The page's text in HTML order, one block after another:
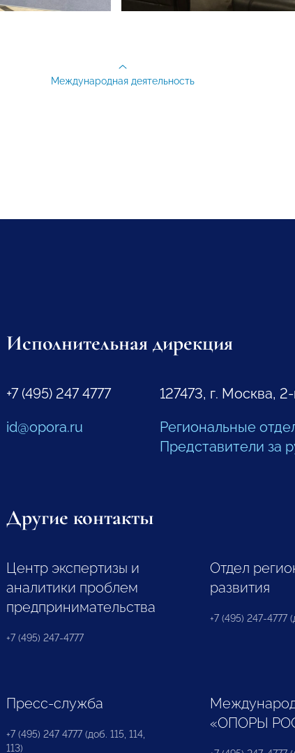
Международная деятельность
Исполнительная дирекция
+7 (495) 247 4777
id@opora.ru
127473, г. Москва,
Региональные
Представители за
Другие контакты
Центр экспертизы и
аналитики проблем
предпринимательства
+7 (495) 247-4777
Отдел
развития
+7 (495) 247-4777
Пресс-служба
+7 (495) 247 4777 (доб. 115, 114,
113)
«ОПОРЫ